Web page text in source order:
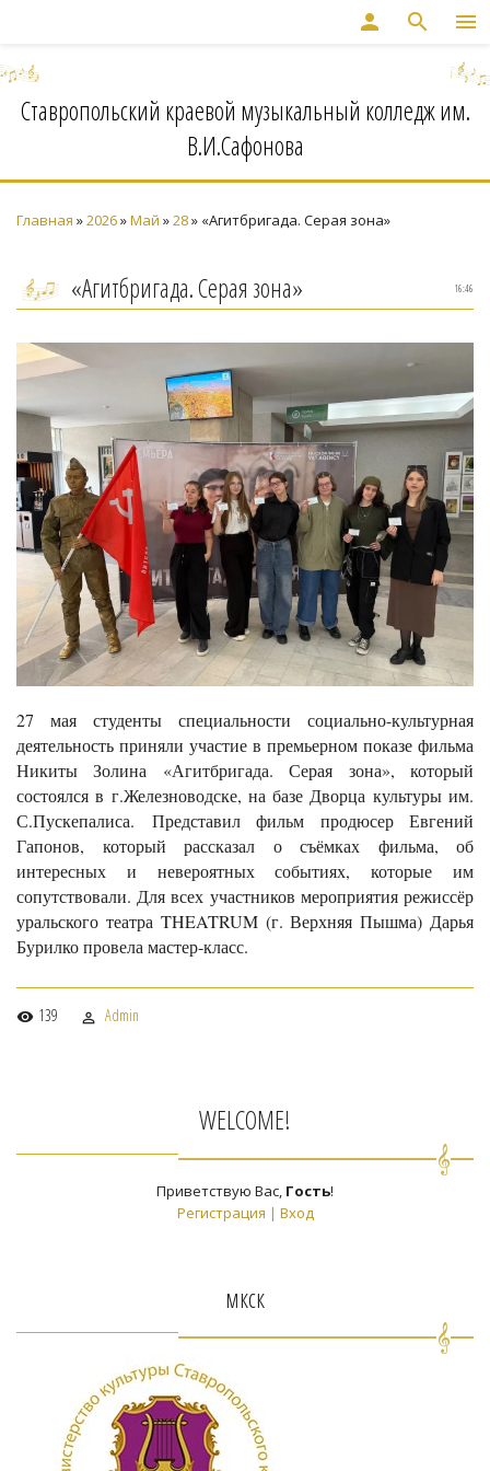
menu
search
person
Ставропольский краевой музыкальный колледж им.
В.И.Сафонова
Главная »2026»Май »28» «Агитбригада. Серая зона»
16:46
«Агитбригада. Серая зона»
27 мая студенты специальности социально-культурная
деятельность приняли участие в премьерном показе фильма
Никиты Золина «Агитбригада. Серая зона», который
состоялся в г.Железноводске, на базе Дворца культуры им.
С.Пускепалиса. Представил фильм продюсер Евгений
Гапонов, который рассказал о съёмках фильма, об
интересных и невероятных событиях, которые им
сопутствовали. Для всех участников мероприятия режиссёр
уральского театра THEATRUM (г. Верхняя Пышма) Дарья
Бурилко провела мастер-класс.
139 Admin
WELCOME!
Приветствую Вас, Гость!
Регистрация | Вход
мкск